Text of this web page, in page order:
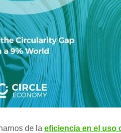
de la eficiencia en el uso